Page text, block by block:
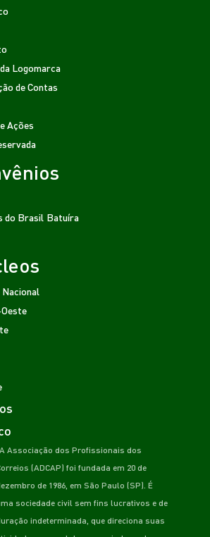
Logomarca
de Contas
Ações
do Brasil Batuíra
Nacional
Associação dos Profissionais dos
(ADCAP) foi fundada em 20 de
de 1986, em São Paulo (SP). É
sociedade civil sem fins lucrativos e de
indeterminada, que direciona suas